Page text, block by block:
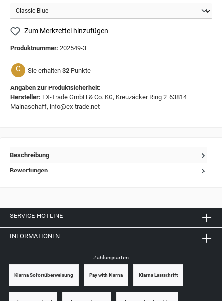
Zum Merkzettel hinzufügen
Produktnummer: 202549-3
C Sie erhalten 32 Punkte
Angaben zur Produktsicherheit:
Hersteller: EX-Trade GmbH & Co. KG, Kreuzäcker Ring 2, 63814
Mainaschaff, info@ex-trade.net
Beschreibung
Bewertungen
SERVICE-HOTLINE
INFORMATIONEN
Zahlungsarten
Klarna Sofortüberweisung Pay with Klarna Klarna Lastschrift